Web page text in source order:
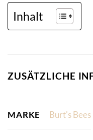
Inhalt
ZUSÄTZLICHE
MARKE Burt's Bees